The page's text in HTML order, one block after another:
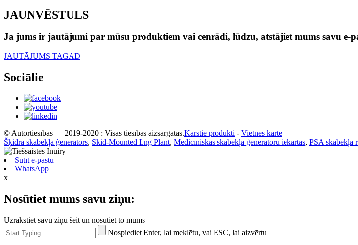
JAUNVĒSTULS
Ja jums ir jautājumi par mūsu produktiem vai cenrādi, lūdzu, atstājiet mums savu e-
JAUTĀJUMS TAGAD
Sociālie
© Autortiesības — 2019-2020 : Visas tiesības aizsargātas.Karstie produkti - Vietnes karte
Šķidrā skābekļa ģenerators, Skid-Mounted Lng Plant, Medicīniskās skābekļa ģeneratoru iekārtas, PSA skābekļa
Sūtīt e-pastu
WhatsApp
x
Nosūtiet mums savu ziņu:
Uzrakstiet savu ziņu šeit un nosūtiet to mums
Nospiediet Enter, lai meklētu, vai ESC, lai aizvērtu